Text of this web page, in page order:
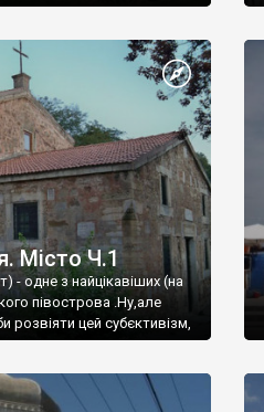
Місто Ч.1
- одне з найцікавіших (на
півострова .Ну,але
цей субєктивізм,